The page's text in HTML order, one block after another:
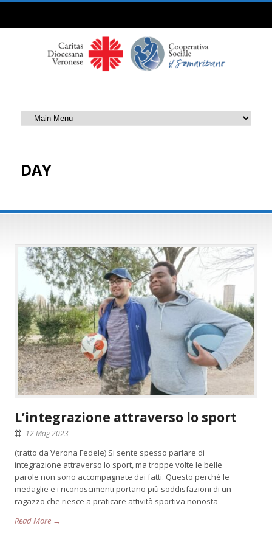
DAY
L’integrazione attraverso lo sport
12 Mag 2023
(tratto da Verona Fedele) Si sente spesso parlare di
integrazione attraverso lo sport, ma troppe volte le belle
parole non sono accompagnate dai fatti. Questo perché le
medaglie e i riconoscimenti portano più soddisfazioni di un
ragazzo che riesce a praticare attività sportiva nonosta
Read More →